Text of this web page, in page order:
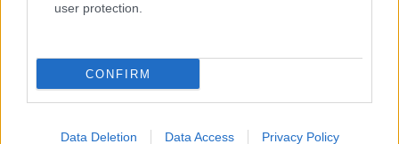
user protection.
CONFIRM
Data Deletion Data Access Privacy Policy
Για περισσότερα δες